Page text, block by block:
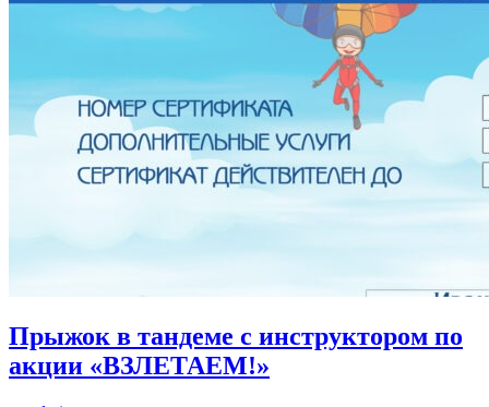
Прыжок в тандеме с инструктором по
акции «ВЗЛЕТАЕМ!»